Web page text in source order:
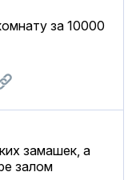
за 10000
замашек, а
залом